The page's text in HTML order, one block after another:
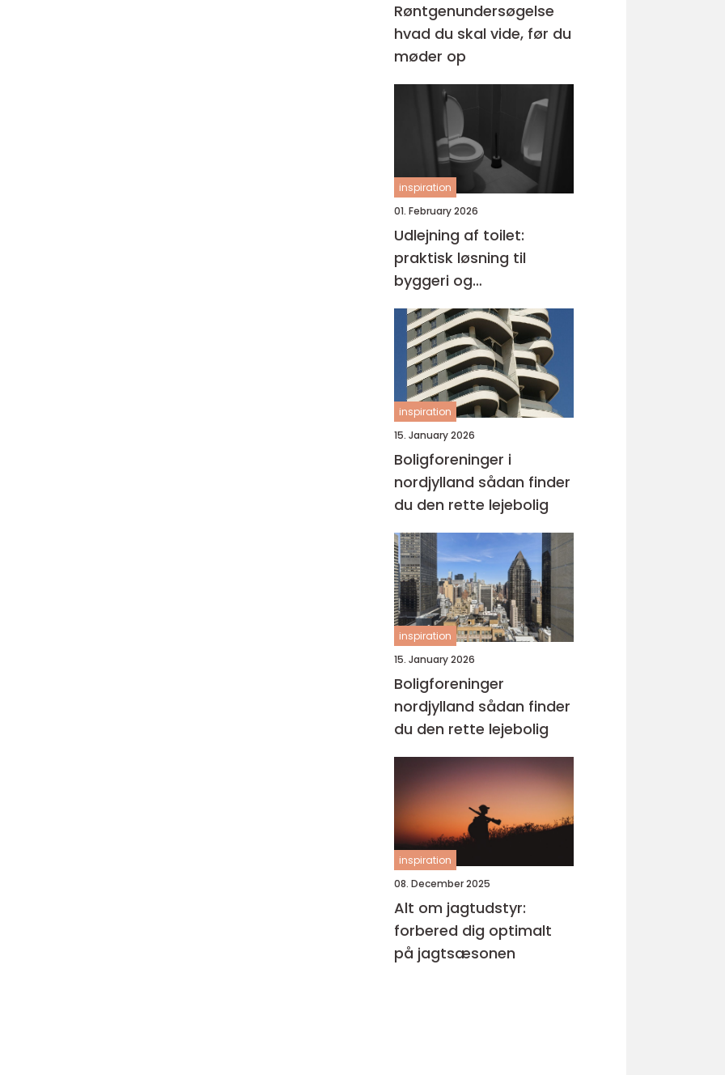
Røntgenundersøgelse
hvad du skal vide, før du
møder op
inspiration
01. February 2026
Udlejning af toilet:
praktisk løsning til
byggeri og
arrangementer
inspiration
15. January 2026
Boligforeninger i
nordjylland sådan finder
du den rette lejebolig
inspiration
15. January 2026
Boligforeninger
nordjylland sådan finder
du den rette lejebolig
inspiration
08. December 2025
Alt om jagtudstyr:
forbered dig optimalt
på jagtsæsonen